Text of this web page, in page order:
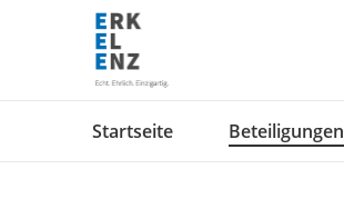
Startseite Beteiligungen